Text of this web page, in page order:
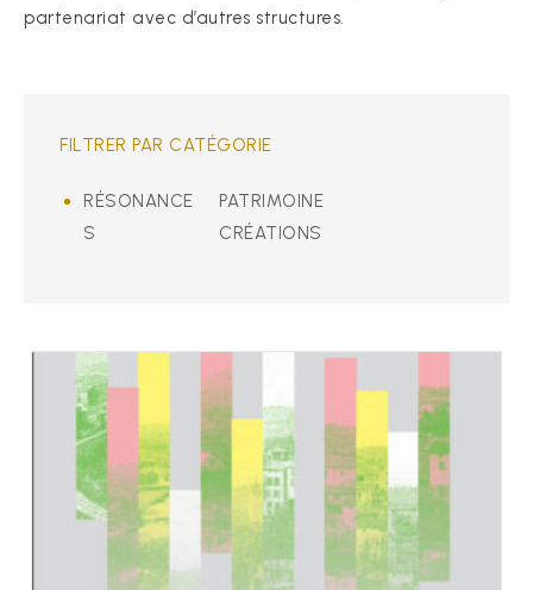
partenariat avec d’autres structures.
FILTRER PAR CATÉGORIE
RÉSONANCE
S
PATRIMOINE
CRÉATIONS